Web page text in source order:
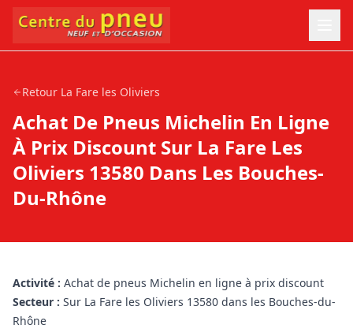
Retour La Fare les Oliviers
Achat De Pneus Michelin En Ligne
À Prix Discount Sur La Fare Les
Oliviers 13580 Dans Les Bouches-
Du-Rhône
Activité : Achat de pneus Michelin en ligne à prix discount
Secteur : Sur La Fare les Oliviers 13580 dans les Bouches-du-
Rhône